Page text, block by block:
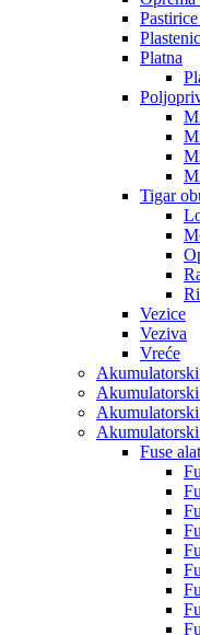
Platna
Tigar
Vezice
Veziva
Vreće
Fuse